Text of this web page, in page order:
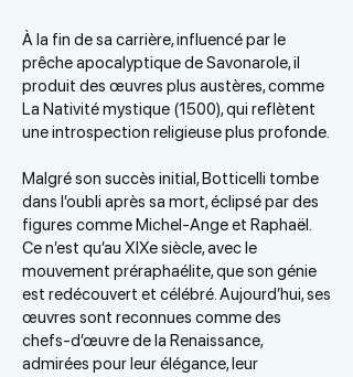
À la fin de sa carrière, influencé par le
prêche apocalyptique de Savonarole, il
produit des œuvres plus austères, comme
La Nativité mystique (1500), qui reflètent
une introspection religieuse plus profonde.
Malgré son succès initial, Botticelli tombe
dans l’oubli après sa mort, éclipsé par des
figures comme Michel-Ange et Raphaël.
Ce n’est qu’au XIXe siècle, avec le
mouvement préraphaélite, que son génie
est redécouvert et célébré. Aujourd’hui, ses
œuvres sont reconnues comme des
chefs-d’œuvre de la Renaissance,
admirées pour leur élégance, leur